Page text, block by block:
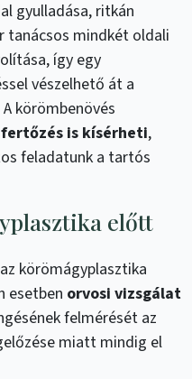
gyulladása, ritkán
tanácsos mindkét oldali
így egy
vészelhető át a
körömbenövés
is kísérheti,
feladatunk a tartós
előtt
körömágyplasztika
esetben orvosi vizsgálat
felmérését az
miatt mindig el